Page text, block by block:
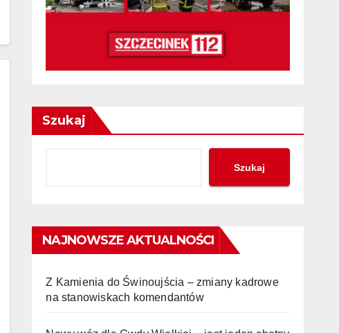
Szukaj
Szukaj
NAJNOWSZE AKTUALNOŚCI
Z Kamienia do Świnoujścia – zmiany kadrowe
na stanowiskach komendantów